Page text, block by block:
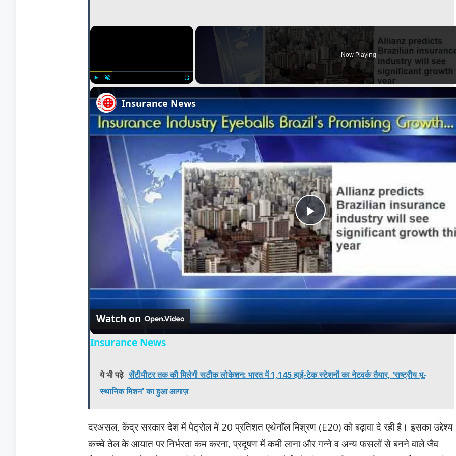
×
Now Playing
Play
Video
Insurance News
Watch on
Insurance News
ये भी पढ़े सेंटीमीटर तक की मिलेगी सटीक लोकेशन: भारत में 1,145 हाई-टेक स्टेशनों का नेटवर्क तैयार, 'राष्ट्रीय भू-
स्थानिक मिशन' का हुआ आगाज़
दरअसल, केंद्र सरकार देश में पेट्रोल में 20 प्रतिशत एथेनॉल मिश्रण (E20) को बढ़ावा दे रही है। इसका उद्देश्य
कच्चे तेल के आयात पर निर्भरता कम करना, प्रदूषण में कमी लाना और गन्ने व अन्य फसलों से बनने वाले जैव